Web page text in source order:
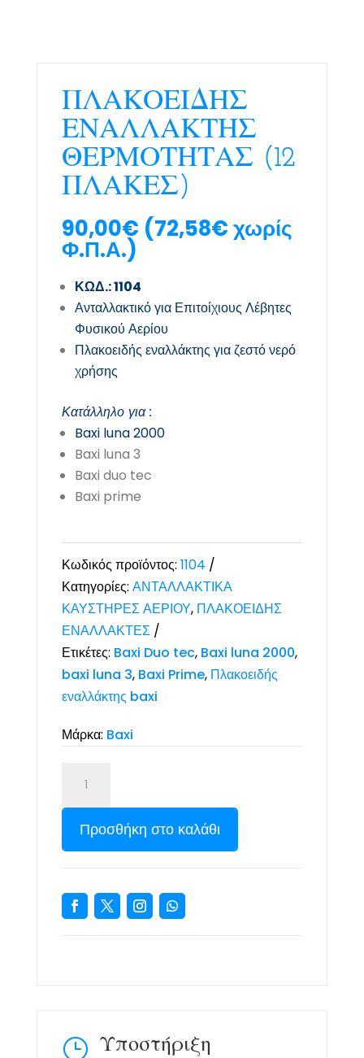
ΠΛΑΚΟΕΙΔΗΣ
ΕΝΑΛΛΑΚΤΗΣ
ΘΕΡΜΟΤΗΤΑΣ (12
ΠΛΑΚΕΣ)
90,00€ (72,58€χωρίς
Φ.Π.Α.)
ΚΩΔ.: 1104
Ανταλλακτικό για Επιτοίχιους Λέβητες
Φυσικού Αερίου
Πλακοειδής εναλλάκτης για ζεστό νερό
χρήσης
Κατάλληλο για :
Baxi luna 2000
Baxi luna 3
Baxi duo tec
Baxi prime
Προσθήκη στο καλάθι
Κωδικός προϊόντος: 1104
Κατηγορίες: ΑΝΤΑΛΛΑΚΤΙΚΑ
ΚΑΥΣΤΗΡΕΣ ΑΕΡΙΟΥ, ΠΛΑΚΟΕΙΔΗΣ
ΕΝΑΛΛΑΚΤΕΣ
Ετικέτες: Baxi Duo tec, Baxi luna 2000,
baxi luna 3, Baxi Prime, Πλακοειδής
εναλλάκτης baxi
Μάρκα: Baxi
} Υποστήριξη